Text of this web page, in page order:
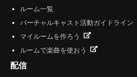
ルーム一覧
バーチャルキャスト活動ガイドライン
マイルームを作ろう
ルームで楽曲を使おう
配信